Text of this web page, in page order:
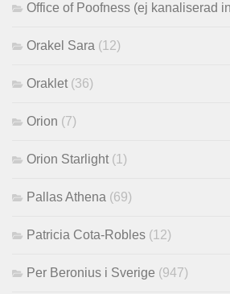
Office of Poofness (ej kanaliserad
Orakel Sara (12)
Oraklet (36)
Orion (7)
Orion Starlight (1)
Pallas Athena (69)
Patricia Cota-Robles (12)
Per Beronius i Sverige (947)